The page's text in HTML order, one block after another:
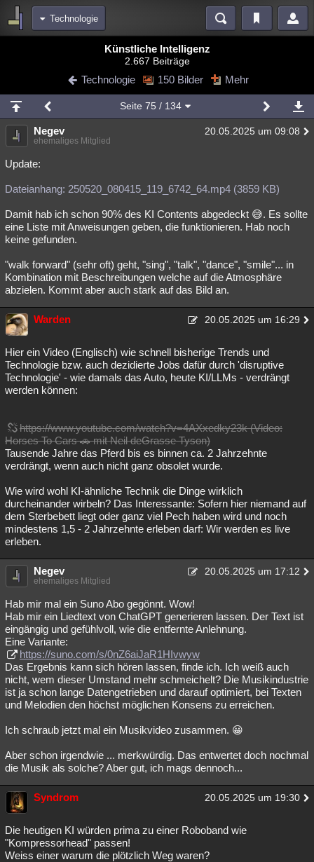
Technologie
Blogs Videos
Chat Wiki Neuigkeiten
meine Rubriken
Menschen Mystery Kriminalfälle
Spiritualität
Natur Umfragen Unterhaltung
weitere Rubriken
Philosophie Träume Orte Esoterik Literatur
Astronomie Helpdesk Gruppen Gaming Filme
Musik Clash Verbesserungen Allmystery English
Übersichten
Besucht
Lesenswert Schlüsselwörter
Künstliche Intelligenz
2.667 Beiträge
Technologie 150 Bilder Mehr
Seite 75 / 134
Negev 20.05.2025 um 09:08
ehemaliges Mitglied
Update:
Dateianhang: 250520_080415_119_6742_64.mp4 (3859 KB)
Damit hab ich schon 90% des KI Contents abgedeckt 😅. Es sollte
eine Liste mit Anweisungen geben, die funktionieren. Hab noch
keine gefunden.
"walk forward" (sehr oft) geht, "sing", "talk", "dance", "smile"... in
Kombination mit Beschreibungen welche auf die Atmosphäre
abzielen. Kommt aber auch stark auf das Bild an.
Warden 20.05.2025 um 16:29
Hier ein Video (Englisch) wie schnell bisherige Trends und
Technologie bzw. auch dezidierte Jobs dafür durch 'disruptive
Technologie' - wie damals das Auto, heute KI/LLMs - verdrängt
werden können:
https://www.youtube.com/watch?v=4AXxedky23k (Video:
Horses To Cars 🚗 mit Neil deGrasse Tyson)
Tausende Jahre das Pferd bis es binnen ca. 2 Jahrzehnte
verdrängt, wenn auch nicht ganz obsolet wurde.
Wie wird wohl KI-ähnliche Technik die Dinge wirklich
durcheinander wirbeln? Das Interessante: Sofern hier niemand auf
dem Sterbebett liegt oder ganz viel Pech haben wird und noch
mindestens 1,5 - 2 Jahrzehnte erleben darf: Wir werden es live
erleben.
Negev 20.05.2025 um 17:12
ehemaliges Mitglied
Hab mir mal ein Suno Abo gegönnt. Wow!
Hab mir ein Liedtext von ChatGPT generieren lassen. Der Text ist
eingängig und gefühlvoll, wie die entfernte Anlehnung.
Eine Variante:
https://suno.com/s/0nZ6aiJaR1HIvwyw
Das Ergebnis kann sich hören lassen, finde ich. Ich weiß auch
nicht, wem dieser Umstand mehr schmeichelt? Die Musikindustrie
ist ja schon lange Datengetrieben und darauf optimiert, bei Texten
und Melodien den höchst möglichen Konsens zu erreichen.
Ich schraub jetzt mal ein Musikvideo zusammen. 😀
Aber schon irgendwie ... merkwürdig. Das entwertet doch nochmal
die Musik als solche? Aber gut, ich mags dennoch...
Syndrom 20.05.2025 um 19:30
Die heutigen KI würden prima zu einer Roboband wie
"Kompressorhead" passen!
Weiss einer warum die plötzlich Weg waren?